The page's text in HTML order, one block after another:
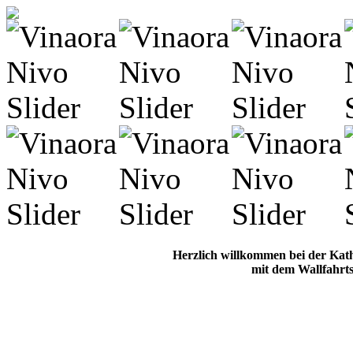
Herzlich willkommen bei der
mit dem